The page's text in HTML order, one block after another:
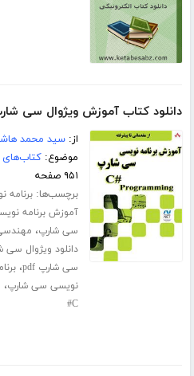
دانلود کتاب آموزش ویژوال سی شارپ
از:سید محمد
موضوع:کتاب‌های
۹۵۱ صفحه
برچسب‌ها:برنامه
آموزش برنامه
سی شارپ، مهندسی
دانلود ویژوال سی
سی شارپ pdf ،
نویسی سی شارپ،
C#